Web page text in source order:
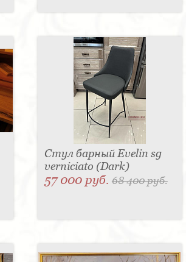
Стул барный Evelin sg
verniciato (Dark)
57 000 руб. 68 400 руб.